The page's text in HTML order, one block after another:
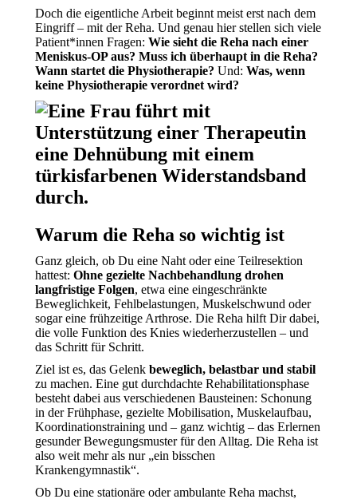
Doch die eigentliche Arbeit beginnt meist erst nach dem
Eingriff – mit der Reha. Und genau hier stellen sich viele
Patient*innen Fragen: Wie sieht die Reha nach einer
Meniskus-OP aus? Muss ich überhaupt in die Reha?
Wann startet die Physiotherapie? Und: Was, wenn
keine Physiotherapie verordnet wird?
Warum die Reha so wichtig ist
Ganz gleich, ob Du eine Naht oder eine Teilresektion
hattest: Ohne gezielte Nachbehandlung drohen
langfristige Folgen, etwa eine eingeschränkte
Beweglichkeit, Fehlbelastungen, Muskelschwund oder
sogar eine frühzeitige Arthrose. Die Reha hilft Dir dabei,
die volle Funktion des Knies wiederherzustellen – und
das Schritt für Schritt.
Ziel ist es, das Gelenk beweglich, belastbar und stabil
zu machen. Eine gut durchdachte Rehabilitationsphase
besteht dabei aus verschiedenen Bausteinen: Schonung
in der Frühphase, gezielte Mobilisation, Muskelaufbau,
Koordinationstraining und – ganz wichtig – das Erlernen
gesunder Bewegungsmuster für den Alltag. Die Reha ist
also weit mehr als nur „ein bisschen
Krankengymnastik“.
Ob Du eine stationäre oder ambulante Reha machst,